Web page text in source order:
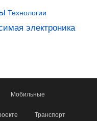
Технологии
электроника
Мобильные
Транспорт